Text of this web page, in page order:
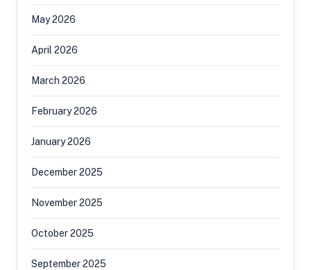
May 2026
April 2026
March 2026
February 2026
January 2026
December 2025
November 2025
October 2025
September 2025